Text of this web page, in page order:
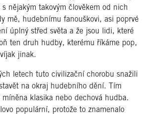
nějakým takovým člověkem od nich
mě, hudebnímu fanouškovi, asi poprvé
úplný střed světa a že jsou lidi, které
ten druh hudby, kterému říkáme pop,
jinak.
letech tuto civilizační chorobu snažili
na okraj hudebního dění. Tím
klasika nebo dechová hudba.
populární, protože to znamenalo